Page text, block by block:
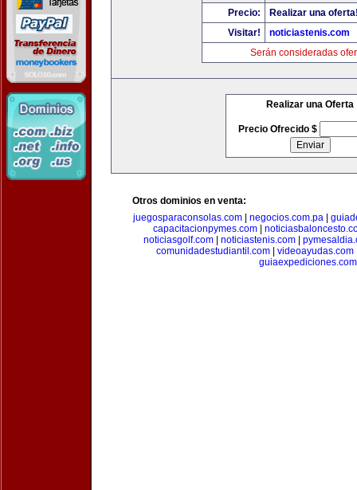
Precio:
Realizar una
Visitar!
noticiastenis.com
Serán consideradas
Realizar una Oferta
Precio Ofrecido $
Otros dominios en venta:
juegosparaconsolas.com| negocios.com.pa|
capacitacionpymes.com|
noticiasgolf.com| noticiastenis.com|
comunidadestudiantil.com| videoayudas.com
guiaexpediciones.com